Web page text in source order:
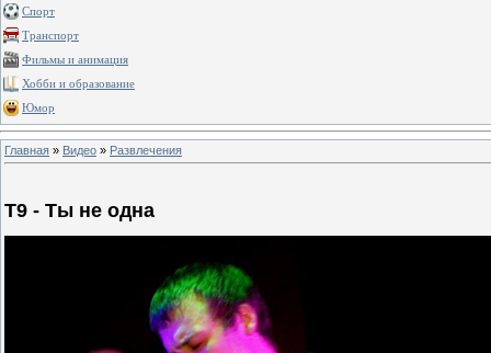
Спорт
Транспорт
Фильмы и анимация
Хобби и образование
Юмор
Главная » Видео » Развлечения
Т9 - Ты не одна